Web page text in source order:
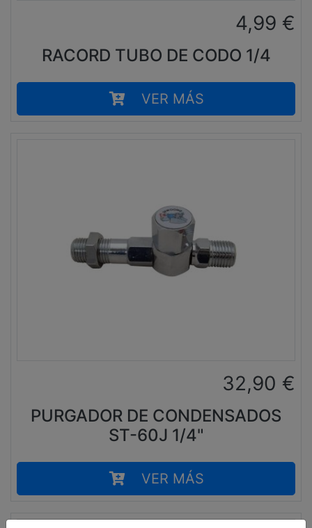
4,99 €
RACORD TUBO DE CODO 1/4
VER MÁS
32,90 €
PURGADOR DE CONDENSADOS
ST-60J 1/4"
VER MÁS